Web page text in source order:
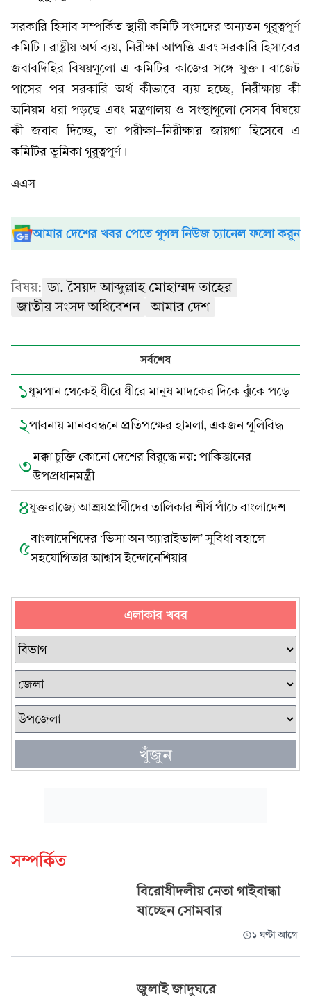
সরকারি হিসাব সম্পর্কিত স্থায়ী কমিটি সংসদের অন্যতম গুরুত্বপূর্ণ
কমিটি। রাষ্ট্রীয় অর্থ ব্যয়, নিরীক্ষা আপত্তি এবং সরকারি হিসাবের
জবাবদিহির বিষয়গুলো এ কমিটির কাজের সঙ্গে যুক্ত। বাজেট
পাসের পর সরকারি অর্থ কীভাবে ব্যয় হচ্ছে, নিরীক্ষায় কী
অনিয়ম ধরা পড়ছে এবং মন্ত্রণালয় ও সংস্থাগুলো সেসব বিষয়ে
কী জবাব দিচ্ছে, তা পরীক্ষা-নিরীক্ষার জায়গা হিসেবে এ
কমিটির ভূমিকা গুরুত্বপূর্ণ।
এএস
আমার দেশের খবর পেতে গুগল নিউজ চ্যানেল ফলো করুন
বিষয়: ডা. সৈয়দ আব্দুল্লাহ মোহাম্মদ তাহের
জাতীয় সংসদ অধিবেশন
আমার দেশ
সর্বশেষ
১ধূমপান থেকেই ধীরে ধীরে মানুষ মাদকের দিকে ঝুঁকে পড়ে
২পাবনায় মানববন্ধনে প্রতিপক্ষের হামলা, একজন গুলিবিদ্ধ
৩মক্কা চুক্তি কোনো দেশের বিরুদ্ধে নয়: পাকিস্তানের
উপপ্রধানমন্ত্রী
৪যুক্তরাজ্যে আশ্রয়প্রার্থীদের তালিকার শীর্ষ পাঁচে বাংলাদেশ
৫বাংলাদেশিদের ‘ভিসা অন অ্যারাইভাল’ সুবিধা বহালে
সহযোগিতার আশ্বাস ইন্দোনেশিয়ার
এলাকার খবর
খুঁজুন
সম্পর্কিত
বিরোধীদলীয় নেতা গাইবান্ধা
যাচ্ছেন সোমবার
১ ঘণ্টা আগে
জুলাই জাদুঘরে